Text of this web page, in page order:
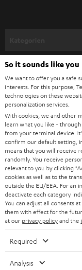
e
l
d
u
n
g
HEIMKINO
HEIMKINO-
SOUNDBARS
STEREO
SMART HOME
BLUETOOTH-
KOPFHÖRER
BLUETOOTH-
LAUTSPRECHER
Unternehmen
SUPPORT
PRESSE & MARKETING
GESCHÄFTSKUNDEN
PARTNERPROGRAMM
BLOG
NEWSLETTER
STORES
DEINE VORTEILE BEI
Teufel Onlineshops
DEUTSCHLAND
ÖSTERREICH
SCHWEIZ
NIEDERLANDE
BELGIEN
So it sounds like you
We want to offer you a safe
interests. For this purpose,
technologies on these
personalization services.
With cookies, we and other
learn what you like -
from your terminal device.
confirm our default setting,
means that you will receive
randomly. You receive
relevant to you by clicking
cookies as well as to the
outside the EU/EEA. For an
deactivate each category
You can adjust all consents
them with effect for the
at our privacy policyand the
Required
Analysis